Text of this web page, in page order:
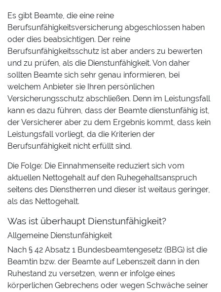
Es gibt Beamte, die eine reine
Berufsunfähigkeitsversicherung abgeschlossen haben
oder dies beabsichtigen. Der reine
Berufsunfähigkeitsschutz ist aber anders zu bewerten
und zu prüfen, als die Dienstunfähigkeit. Von daher
sollten Beamte sich sehr genau informieren, bei
welchem Anbieter sie Ihren persönlichen
Versicherungsschutz abschließen. Denn im Leistungsfall
kann es dazu führen, dass der Beamte dienstunfähig ist,
der Versicherer aber zu dem Ergebnis kommt, dass kein
Leistungsfall vorliegt, da die Kriterien der
Berufsunfähigkeit nicht erfüllt sind.
Die Folge: Die Einnahmenseite reduziert sich vom
aktuellen Nettogehalt auf den Ruhegehaltsanspruch
seitens des Dienstherren und dieser ist weitaus geringer,
als das Nettogehalt.
Was ist überhaupt Dienstunfähigkeit?
Allgemeine Dienstunfähigkeit
Nach § 42 Absatz 1 Bundesbeamtengesetz (BBG) ist die
Beamtin bzw. der Beamte auf Lebenszeit dann in den
Ruhestand zu versetzen, wenn er infolge eines
körperlichen Gebrechens oder wegen Schwäche seiner